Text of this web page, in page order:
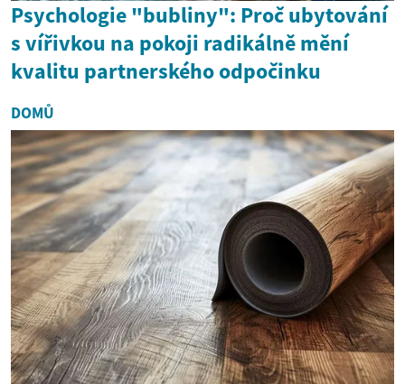
Psychologie "bubliny": Proč ubytování
s vířivkou na pokoji radikálně mění
kvalitu partnerského odpočinku
DOMŮ